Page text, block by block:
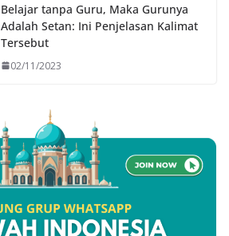
Belajar tanpa Guru, Maka Gurunya
Adalah Setan: Ini Penjelasan Kalimat
Tersebut
02/11/2023